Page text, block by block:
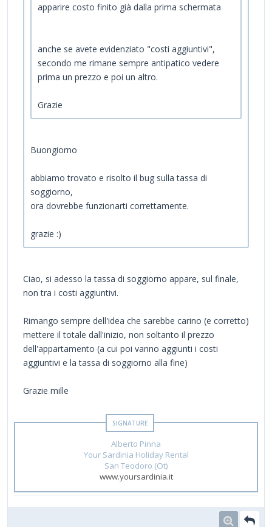
apparire costo finito già dalla prima schermata
anche se avete evidenziato "costi aggiuntivi",
secondo me rimane sempre antipatico vedere
prima un prezzo e poi un altro.
Grazie
Buongiorno
abbiamo trovato e risolto il bug sulla tassa di
soggiorno,
ora dovrebbe funzionarti correttamente.
grazie :)
Ciao, si adesso la tassa di soggiorno appare, sul finale,
non tra i costi aggiuntivi.
Rimango sempre dell'idea che sarebbe carino (e corretto)
mettere il totale dall'inizio, non soltanto il prezzo
dell'appartamento (a cui poi vanno aggiunti i costi
aggiuntivi e la tassa di soggiorno alla fine)
Grazie mille
Alberto Pinna
Your Sardinia Holiday Rental
San Teodoro (Ot)
www.yoursardinia.it